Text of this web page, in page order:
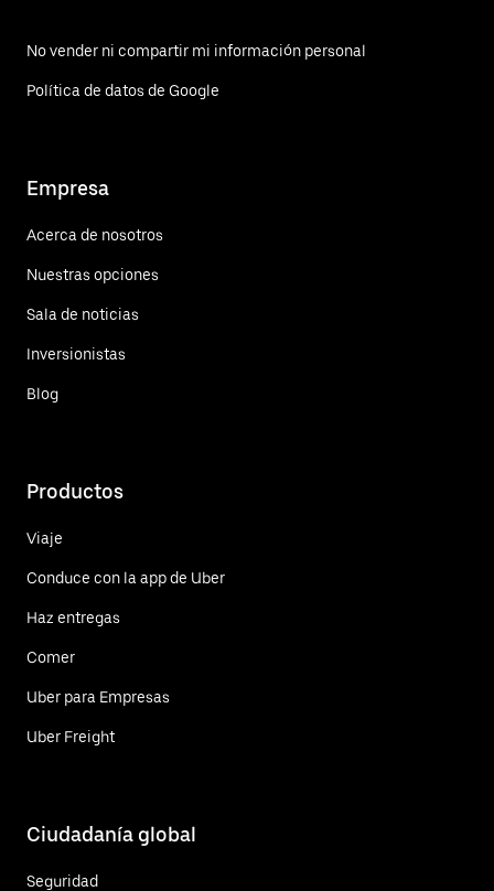
No vender ni compartir mi información personal
Política de datos de Google
Empresa
Acerca de nosotros
Nuestras opciones
Sala de noticias
Inversionistas
Blog
Productos
Viaje
Conduce con la app de Uber
Haz entregas
Comer
Uber para Empresas
Uber Freight
Ciudadanía global
Seguridad